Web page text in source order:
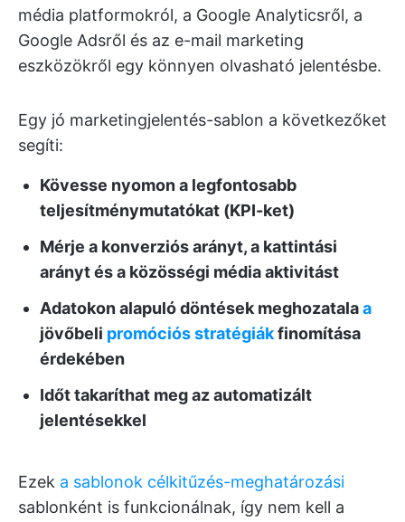
média platformokról, a Google Analyticsről, a
Google Adsről és az e-mail marketing
eszközökről egy könnyen olvasható jelentésbe.
Egy jó marketingjelentés-sablon a következőket
segíti:
Kövesse nyomon a legfontosabb
teljesítménymutatókat (KPI-ket)
Mérje a konverziós arányt, a kattintási
arányt és a közösségi média aktivitást
Adatokon alapuló döntések meghozatalaa
jövőbeli promóciós stratégiákfinomítása
érdekében
Időt takaríthat meg az automatizált
jelentésekkel
Ezek a sablonok célkitűzés-meghatározási
sablonként is funkcionálnak, így nem kell a